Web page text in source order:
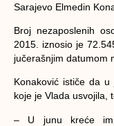
Sarajevo Elmedin
Broj nezaposlenih
2015. iznosio je
jučerašnjim datumom
Konaković ističe da
koje je Vlada usvojila,
– U junu kreće